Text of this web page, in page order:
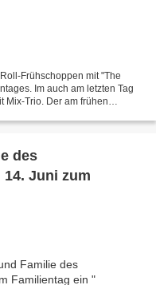
Frühschoppen mit "The
Im auch am letzten Tag
Mix-Trio. Der am frühen
Juni zum